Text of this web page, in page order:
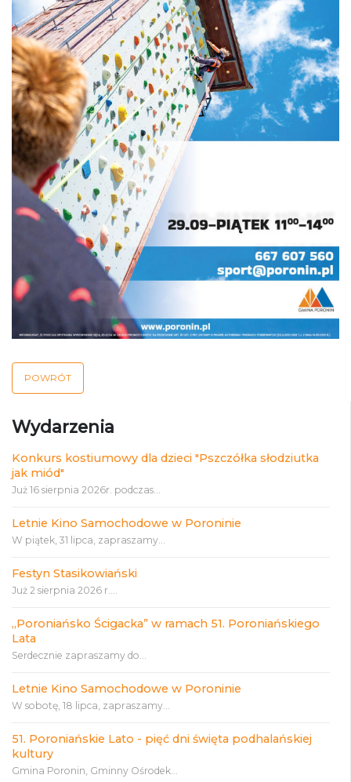
Wydarzenia
Konkurs kostiumowy dla dzieci "Pszczółka słodziutka
jak miód"
Już 16 sierpnia 2026r. podczas...
Letnie Kino Samochodowe w Poroninie
W piątek, 31 lipca, zapraszamy...
Festyn Stasikowiański
Już 2 sierpnia 2026 r....
„Poroniańsko Ścigacka” w ramach 51. Poroniańskiego
Lata
Serdecznie zapraszamy do...
Letnie Kino Samochodowe w Poroninie
W sobotę, 18 lipca, zapraszamy...
51. Poroniańskie Lato - pięć dni święta podhalańskiej
kultury
Gmina Poronin, Gminny Ośrodek...
POWRÓT